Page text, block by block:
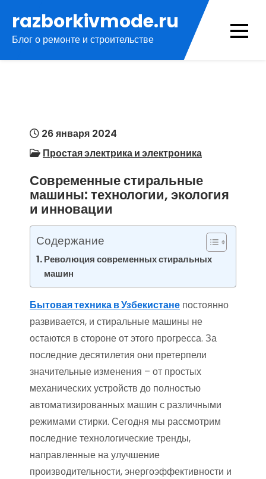
содержимому
razborkivmode.ru
Блог о ремонте и строительстве
26 января 2024
Простая электрика и электроника
Современные стиральные
машины: технологии, экология
и инновации
Содержание
Революция современных стиральных
машин
Бытовая техника в Узбекистане постоянно
развивается, и стиральные машины не
остаются в стороне от этого прогресса. За
последние десятилетия они претерпели
значительные изменения – от простых
механических устройств до полностью
автоматизированных машин с различными
режимами стирки. Сегодня мы рассмотрим
последние технологические тренды,
направленные на улучшение
производительности, энергоэффективности и